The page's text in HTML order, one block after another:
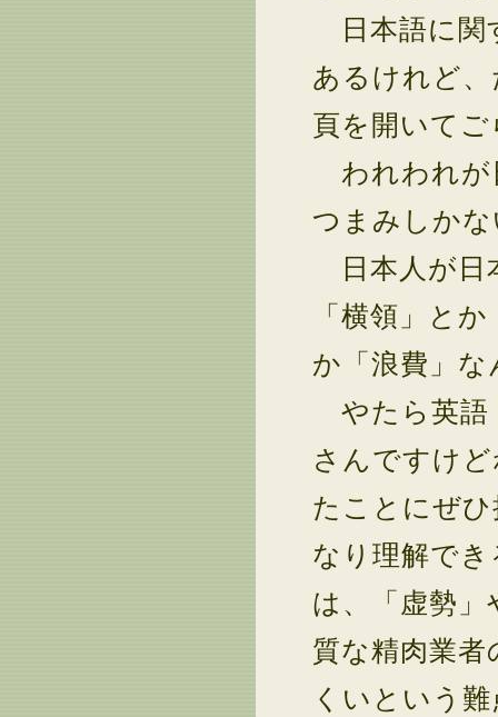
日本語に関
あるけれど
頁を開いて
われわれが
つまみしか
日本人が日
「横領」と
か「浪費」
やたら英語
さんですけ
たことにぜ
なり理解で
は、「虚勢
質な精肉業
くいという